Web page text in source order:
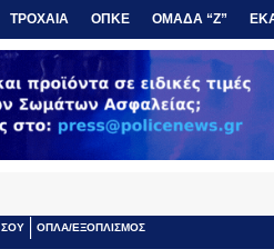
ΤΡΟΧΑΙΑ ΟΠΚΕ ΟΜΑΔΑ “Ζ”
ΟΠΛΑ/ΕΞΟΠΛΙΣΜΟΣ